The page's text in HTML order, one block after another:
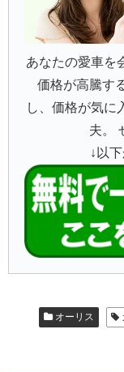
あなたの愛車を
価格が高騰す
し、価格が気に
夫。
↓以
オーリス